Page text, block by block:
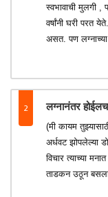
स्वभावाची मुलगी ,
वर्षांनी घरी परत
असत. पण लग्नाच्या
2 लग्नानंतर
(मी कायम
अर्धवट झोपलेल्या
विचार त्याच्या
ताडकन उठून